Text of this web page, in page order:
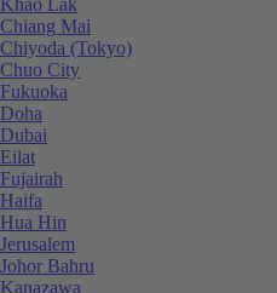
Chiang Mai
Chiyoda (Tokyo)
Chuo City
Fukuoka
Doha
Dubai
Eilat
Fujairah
Haifa
Hua Hin
Jerusalem
Johor Bahru
Kanazawa